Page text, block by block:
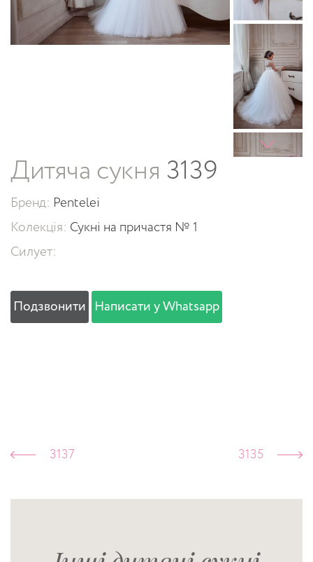
Дитяча сукня 3139
Бренд: Pentelei
Колекція: Сукні на причастя № 1
Силует:
Подзвонити Написати у Whatsapp
3137 3135